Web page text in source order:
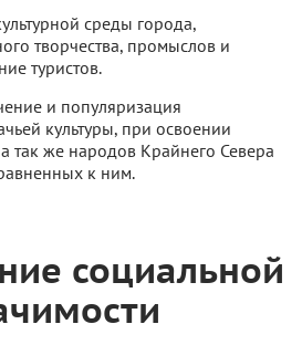
среды города,
творчества, промыслов и
туристов.
и популяризация
культуры, при освоении
так же народов Крайнего Севера
к ним.
социальной